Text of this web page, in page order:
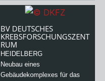
BV DEUTSCHES
KREBSFORSCHUNGSZENT
RUM
HEIDELBERG
Neubau eines
Gebäudekomplexes für das